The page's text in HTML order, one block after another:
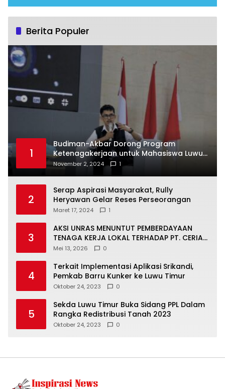
Berita Populer
1
Budiman-Akbar Dorong Program
Ketenagakerjaan untuk Mahasiswa Luwu
Timur, Juru Bicara: Ini Peluang Nyata bagi
November 2, 2024 1
2
Serap Aspirasi Masyarakat, Rully
Heryawan Gelar Reses Perseorangan
Maret 17, 2024 1
3
AKSI UNRAS MENUNTUT PEMBERDAYAAN
TENAGA KERJA LOKAL TERHADAP PT. CERIA
NUGRAHA LESTARI
Mei 13, 2026 0
4
Terkait Implementasi Aplikasi Srikandi,
Pemkab Barru Kunker ke Luwu Timur
Oktober 24, 2023 0
5
Sekda Luwu Timur Buka Sidang PPL Dalam
Rangka Redistribusi Tanah 2023
Oktober 24, 2023 0